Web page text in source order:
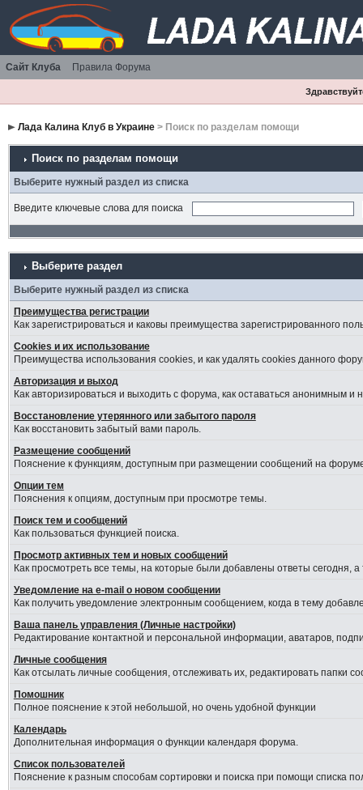
Сайт Клуба Правила Форума
Лада Калина Клуб в Украине> Поиск по разделам помощи
Поиск по разделам помощи
Выберите нужный раздел из списка
Введите ключевые слова для поиска
Выберите раздел
Выберите нужный раздел из списка
Преимущества регистрации
Как зарегистрироваться и каковы преимущества зарегистрированного
Cookies и их использование
Преимущества использования cookies, и как удалять cookies данного
Авторизация и выход
Как авторизироваться и выходить с форума, как оставаться анонимным
Восстановление утерянного или забытого пароля
Как восстановить забытый вами пароль.
Размещение сообщений
Пояснение к функциям, доступным при размещении сообщений на
Опции тем
Пояснения к опциям, доступным при просмотре темы.
Поиск тем и сообщений
Как пользоваться функцией поиска.
Просмотр активных тем и новых сообщений
Как просмотреть все темы, на которые были добавлены ответы сегодня,
Уведомление на е-mail о новом сообщении
Как получить уведомление электронным сообщением, когда в тему
Ваша панель управления (Личные настройки)
Редактирование контактной и персональной информации, аватаров,
Личные сообщения
Как отсылать личные сообщения, отслеживать их, редактировать папки
Помошник
Полное пояснение к этой небольшой, но очень удобной функции
Календарь
Дополнительная информация о функции календаря форума.
Список пользователей
Пояснение к разным способам сортировки и поиска при помощи списка